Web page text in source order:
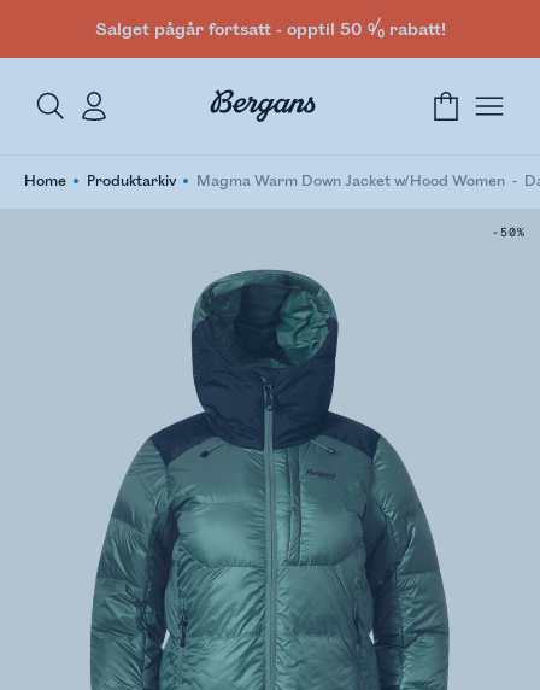
Salget pågår fortsatt - opptil 50 % rabatt!
Home Produktarkiv Magma Warm Down Jacket w/Hood Women
-50%